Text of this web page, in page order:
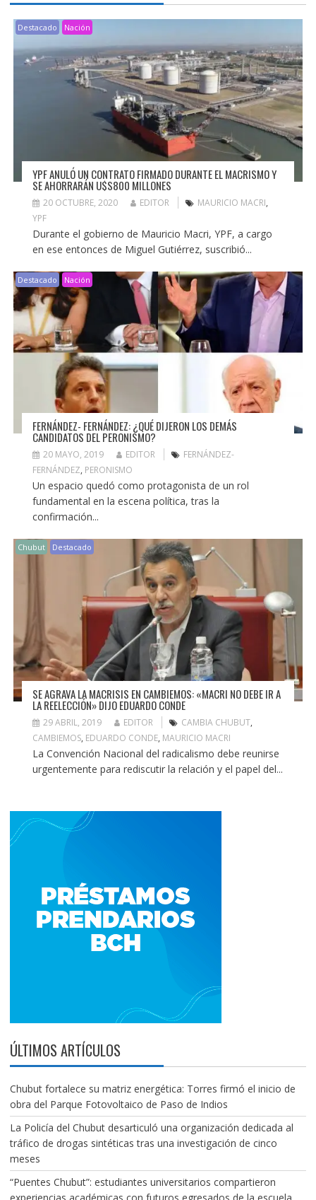
Destacado Nación
YPF ANULÓ UN CONTRATO FIRMADO DURANTE EL MACRISMO Y
SE AHORRARÁN U$S800 MILLONES
20 OCTUBRE, 2020 EDITOR MAURICIO MACRI,
YPF
Durante el gobierno de Mauricio Macri, YPF, a cargo
en ese entonces de Miguel Gutiérrez, suscribió...
Destacado Nación
FERNÁNDEZ- FERNÁNDEZ: ¿QUÉ DIJERON LOS DEMÁS
CANDIDATOS DEL PERONISMO?
20 MAYO, 2019 EDITOR
FERNÁNDEZ-
FERNÁNDEZ, PERONISMO
Un espacio quedó como protagonista de un rol
fundamental en la escena política, tras la
confirmación...
Chubut Destacado
SE AGRAVA LA MACRISIS EN CAMBIEMOS: «MACRI NO DEBE IR A
LA REELECCIÓN» DIJO EDUARDO CONDE
29 ABRIL, 2019 EDITOR CAMBIA CHUBUT,
CAMBIEMOS, EDUARDO CONDE, MAURICIO MACRI
La Convención Nacional del radicalismo debe reunirse
urgentemente para rediscutir la relación y el papel del...
ÚLTIMOS ARTÍCULOS
Chubut fortalece su matriz energética: Torres firmó el inicio de
obra del Parque Fotovoltaico de Paso de Indios
La Policía del Chubut desarticuló una organización dedicada al
tráfico de drogas sintéticas tras una investigación de cinco
meses
“Puentes Chubut”: estudiantes universitarios compartieron